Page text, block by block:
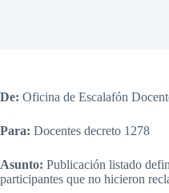
De: Oficina de Escalafón
Para: Docentes decreto 1278
Asunto: Publicación listado
participantes que no hicieron